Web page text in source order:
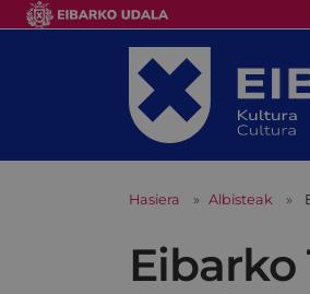
Hasiera Albisteak